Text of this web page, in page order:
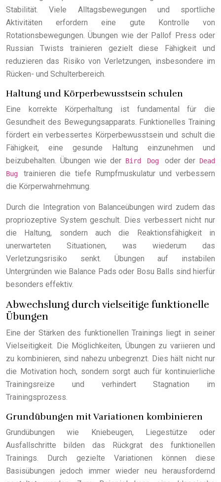
Stabilität. Viele Alltagsbewegungen und sportliche
Aktivitäten erfordern eine gute Kontrolle von
Rotationsbewegungen. Übungen wie der Pallof Press oder
Russian Twists trainieren gezielt diese Fähigkeit und
reduzieren das Risiko von Verletzungen, insbesondere im
Rücken- und Schulterbereich.
Haltung und Körperbewusstsein schulen
Eine korrekte Körperhaltung ist fundamental für die
Gesundheit des Bewegungsapparats. Funktionelles Training
fördert ein verbessertes Körperbewusstsein und schult die
Fähigkeit, eine gesunde Haltung einzunehmen und
beizubehalten. Übungen wie der Bird Dog oder der Dead
Bugtrainieren die tiefe Rumpfmuskulatur und verbessern
die Körperwahrnehmung.
Durch die Integration von Balanceübungen wird zudem das
propriozeptive System geschult. Dies verbessert nicht nur
die Haltung, sondern auch die Reaktionsfähigkeit in
unerwarteten Situationen, was wiederum das
Verletzungsrisiko senkt. Übungen auf instabilen
Untergründen wie Balance Pads oder Bosu Balls sind hierfür
besonders effektiv.
Abwechslung durch vielseitige funktionelle
Übungen
Eine der Stärken des funktionellen Trainings liegt in seiner
Vielseitigkeit. Die Möglichkeiten, Übungen zu variieren und
zu kombinieren, sind nahezu unbegrenzt. Dies hält nicht nur
die Motivation hoch, sondern sorgt auch für kontinuierliche
Trainingsreize und verhindert Stagnation im
Trainingsprozess.
Grundübungen mit Variationen kombinieren
Grundübungen wie Kniebeugen, Liegestütze oder
Ausfallschritte bilden das Rückgrat des funktionellen
Trainings. Durch gezielte Variationen können diese
Basisübungen jedoch immer wieder neu herausfordernd